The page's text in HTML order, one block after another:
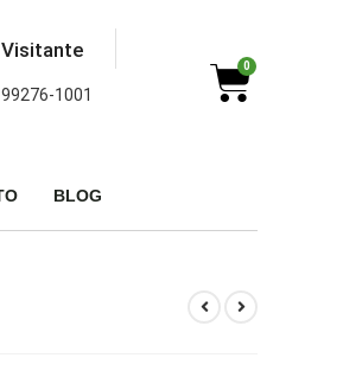
Visitante
1001
0
BLOG